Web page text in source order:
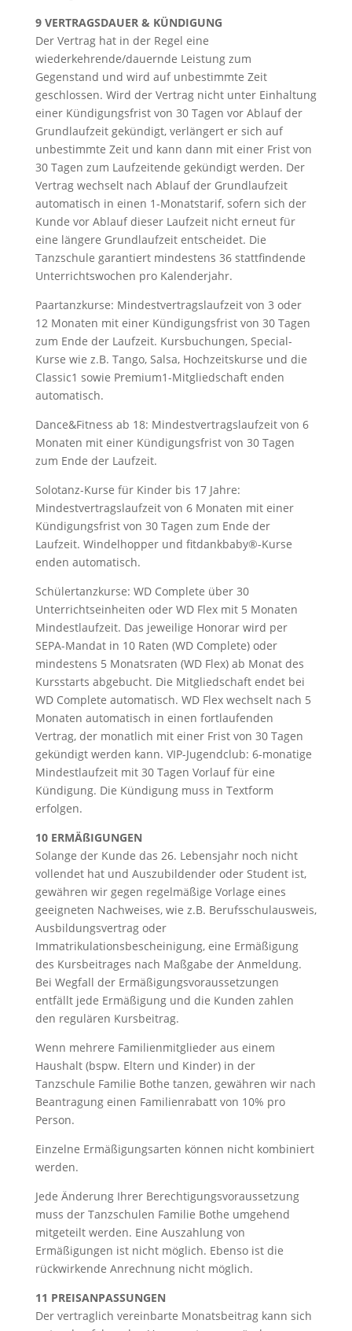
9 VERTRAGSDAUER & KÜNDIGUNG
Der Vertrag hat in der Regel eine
wiederkehrende/dauernde Leistung zum
Gegenstand und wird auf unbestimmte Zeit
geschlossen. Wird der Vertrag nicht unter Einhaltung
einer Kündigungsfrist von 30 Tagen vor Ablauf der
Grundlaufzeit gekündigt, verlängert er sich auf
unbestimmte Zeit und kann dann mit einer Frist von
30 Tagen zum Laufzeitende gekündigt werden. Der
Vertrag wechselt nach Ablauf der Grundlaufzeit
automatisch in einen 1-Monatstarif, sofern sich der
Kunde vor Ablauf dieser Laufzeit nicht erneut für
eine längere Grundlaufzeit entscheidet. Die
Tanzschule garantiert mindestens 36 stattfindende
Unterrichtswochen pro Kalenderjahr.
Paartanzkurse: Mindestvertragslaufzeit von 3 oder
12 Monaten mit einer Kündigungsfrist von 30 Tagen
zum Ende der Laufzeit. Kursbuchungen, Special-
Kurse wie z.B. Tango, Salsa, Hochzeitskurse und die
Classic1 sowie Premium1-Mitgliedschaft enden
automatisch.
Dance&Fitness ab 18: Mindestvertragslaufzeit von 6
Monaten mit einer Kündigungsfrist von 30 Tagen
zum Ende der Laufzeit.
Solotanz-Kurse für Kinder bis 17 Jahre:
Mindestvertragslaufzeit von 6 Monaten mit einer
Kündigungsfrist von 30 Tagen zum Ende der
Laufzeit. Windelhopper und fitdankbaby®-Kurse
enden automatisch.
Schülertanzkurse: WD Complete über 30
Unterrichtseinheiten oder WD Flex mit 5 Monaten
Mindestlaufzeit. Das jeweilige Honorar wird per
SEPA-Mandat in 10 Raten (WD Complete) oder
mindestens 5 Monatsraten (WD Flex) ab Monat des
Kursstarts abgebucht. Die Mitgliedschaft endet bei
WD Complete automatisch. WD Flex wechselt nach 5
Monaten automatisch in einen fortlaufenden
Vertrag, der monatlich mit einer Frist von 30 Tagen
gekündigt werden kann. VIP-Jugendclub: 6-monatige
Mindestlaufzeit mit 30 Tagen Vorlauf für eine
Kündigung. Die Kündigung muss in Textform
erfolgen.
10 ERMÄßIGUNGEN
Solange der Kunde das 26. Lebensjahr noch nicht
vollendet hat und Auszubildender oder Student ist,
gewähren wir gegen regelmäßige Vorlage eines
geeigneten Nachweises, wie z.B. Berufsschulausweis,
Ausbildungsvertrag oder
Immatrikulationsbescheinigung, eine Ermäßigung
des Kursbeitrages nach Maßgabe der Anmeldung.
Bei Wegfall der Ermäßigungsvoraussetzungen
entfällt jede Ermäßigung und die Kunden zahlen
den regulären Kursbeitrag.
Wenn mehrere Familienmitglieder aus einem
Haushalt (bspw. Eltern und Kinder) in der
Tanzschule Familie Bothe tanzen, gewähren wir nach
Beantragung einen Familienrabatt von 10% pro
Person.
Einzelne Ermäßigungsarten können nicht kombiniert
werden.
Jede Änderung Ihrer Berechtigungsvoraussetzung
muss der Tanzschulen Familie Bothe umgehend
mitgeteilt werden. Eine Auszahlung von
Ermäßigungen ist nicht möglich. Ebenso ist die
rückwirkende Anrechnung nicht möglich.
11 PREISANPASSUNGEN
Der vertraglich vereinbarte Monatsbeitrag kann sich